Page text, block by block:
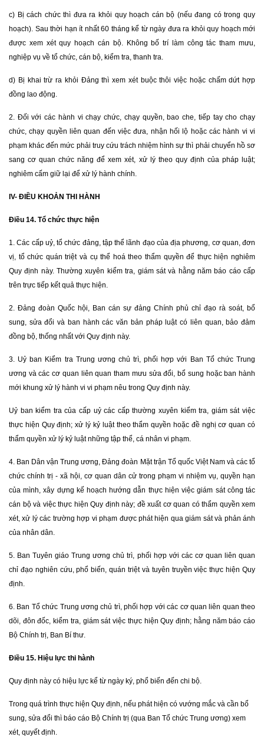
c) Bị cách chức thì đưa ra khỏi quy hoạch cán bộ (nếu đang có trong quy
hoạch). Sau thời hạn ít nhất 60 tháng kể từ ngày đưa ra khỏi quy hoạch mới
được xem xét quy hoạch cán bộ. Không bố trí làm công tác tham mưu,
nghiệp vụ về tổ chức, cán bộ, kiểm tra, thanh tra.
d) Bị khai trừ ra khỏi Đảng thì xem xét buộc thôi việc hoặc chấm dứt hợp
đồng lao động.
2. Đối với các hành vi chạy chức, chạy quyền, bao che, tiếp tay cho chạy
chức, chạy quyền liên quan đến việc đưa, nhận hối lộ hoặc các hành vi vi
phạm khác đến mức phải truy cứu trách nhiệm hình sự thì phải chuyển hồ sơ
sang cơ quan chức năng để xem xét, xử lý theo quy định của pháp luật;
nghiêm cấm giữ lại để xử lý hành chính.
IV- ĐIỀU KHOẢN THI HÀNH
Điều 14. Tổ chức thực hiện
1. Các cấp uỷ, tổ chức đảng, tập thể lãnh đạo của địa phương, cơ quan, đơn
vị, tổ chức quán triệt và cụ thể hoá theo thẩm quyền để thực hiện nghiêm
Quy định này. Thường xuyên kiểm tra, giám sát và hằng năm báo cáo cấp
trên trực tiếp kết quả thực hiện.
2. Đảng đoàn Quốc hội, Ban cán sự đảng Chính phủ chỉ đạo rà soát, bổ
sung, sửa đổi và ban hành các văn bản pháp luật có liên quan, bảo đảm
đồng bộ, thống nhất với Quy định này.
3. Uỷ ban Kiểm tra Trung ương chủ trì, phối hợp với Ban Tổ chức Trung
ương và các cơ quan liên quan tham mưu sửa đổi, bổ sung hoặc ban hành
mới khung xử lý hành vi vi phạm nêu trong Quy định này.
Uỷ ban kiểm tra của cấp uỷ các cấp thường xuyên kiểm tra, giám sát việc
thực hiện Quy định; xử lý kỷ luật theo thẩm quyền hoặc đề nghị cơ quan có
thẩm quyền xử lý kỷ luật những tập thể, cá nhân vi phạm.
4. Ban Dân vận Trung ương, Đảng đoàn Mặt trận Tổ quốc Việt Nam và các tổ
chức chính trị - xã hội, cơ quan dân cử trong phạm vi nhiệm vụ, quyền hạn
của mình, xây dựng kế hoạch hướng dẫn thực hiện việc giám sát công tác
cán bộ và việc thực hiện Quy định này; đề xuất cơ quan có thẩm quyền xem
xét, xử lý các trường hợp vi phạm được phát hiện qua giám sát và phản ánh
của nhân dân.
5. Ban Tuyên giáo Trung ương chủ trì, phối hợp với các cơ quan liên quan
chỉ đạo nghiên cứu, phổ biến, quán triệt và tuyên truyền việc thực hiện Quy
định.
6. Ban Tổ chức Trung ương chủ trì, phối hợp với các cơ quan liên quan theo
dõi, đôn đốc, kiểm tra, giám sát việc thực hiện Quy định; hằng năm báo cáo
Bộ Chính trị, Ban Bí thư.
Điều 15. Hiệu lực thi hành
Quy định này có hiệu lực kể từ ngày ký, phổ biến đến chi bộ.
Trong quá trình thực hiện Quy định, nếu phát hiện có vướng mắc và cần bổ
sung, sửa đổi thì báo cáo Bộ Chính trị (qua Ban Tổ chức Trung ương) xem
xét, quyết định.